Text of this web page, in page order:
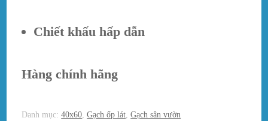
Chiết khấu hấp dẫn
Hàng chính hãng
Danh mục:40x60 ,Gạch ốp lát ,Gạch sân vườn